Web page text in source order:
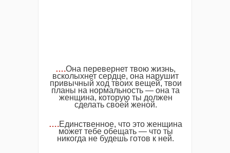
….Она перевернет твою жизнь,
всколыхнет сердце, она нарушит
привычный ход твоих вещей, твои
планы на нормальность — она та
женщина, которую ты должен
сделать своей женой.
….Единственное, что это женщина
может тебе обещать — что ты
никогда не будешь готов к ней.